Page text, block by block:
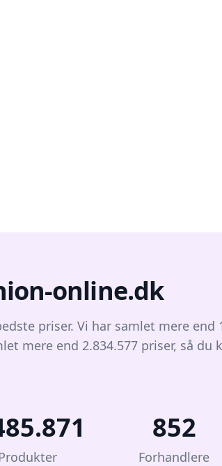
online.dk
priser. Vi har samlet mere end
mere end 2.834.577 priser, så
852
Forhandlere